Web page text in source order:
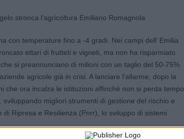
con temperature fino a -4 gradi. Nei campi dell’ Emilia
ettari di frutteti e vigneti, ma non ha risparmiato
si preannunciano di milioni con un taglio del 50-75%
agricole già in crisi. A lanciare l’allarme, dopo la
che ora incalza le istituzioni affinché non si perda tempo
migliori strumenti di gestione del rischio e
Ripresa e Resilienza (Pnrr), lo sviluppo di sistemi